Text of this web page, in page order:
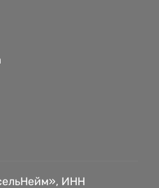
ИНН